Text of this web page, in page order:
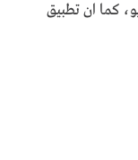
كما ان تطبيق